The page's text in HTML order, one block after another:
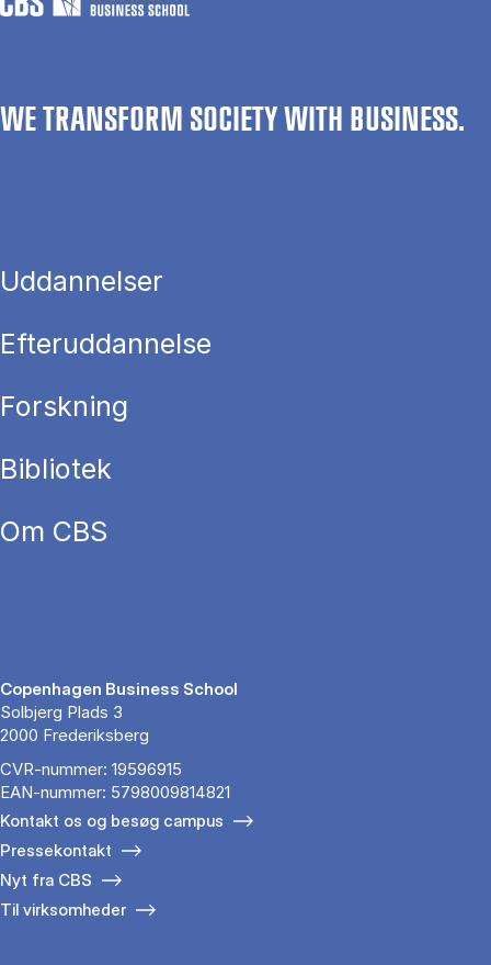
WE TRANSFORM SOCIETY WITH BUSINESS.
Uddannelser
Efteruddannelse
Forskning
Bibliotek
Om CBS
Copenhagen Business School
Solbjerg Plads 3
2000 Frederiksberg
CVR-nummer: 19596915
EAN-nummer: 5798009814821
Kontakt os og besøg campus
Pressekontakt
Nyt fra CBS
Til virksomheder